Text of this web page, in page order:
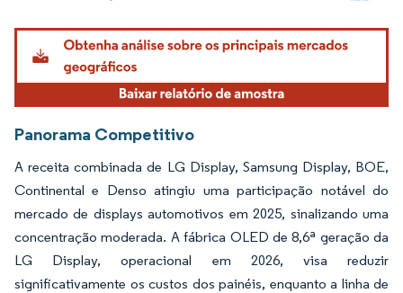
Imagem © Mordor Intelligence. O reuso requer atribuição conforme CC BY 4.0.
Panorama Competitivo
A receita combinada de LG Display, Samsung Display, BOE,
Continental e Denso atingiu uma participação notável do
mercado de displays automotivos em 2025, sinalizando uma
concentração moderada. A fábrica OLED de 8,6ª geração da
LG Display, operacional em 2026, visa reduzir
significativamente os custos dos painéis, enquanto a linha de